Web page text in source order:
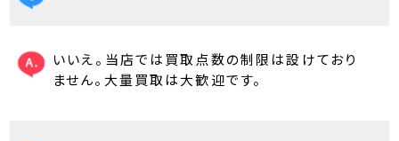
いいえ。当店では買取点数の制限は設けており
ません。大量買取は大歓迎です。